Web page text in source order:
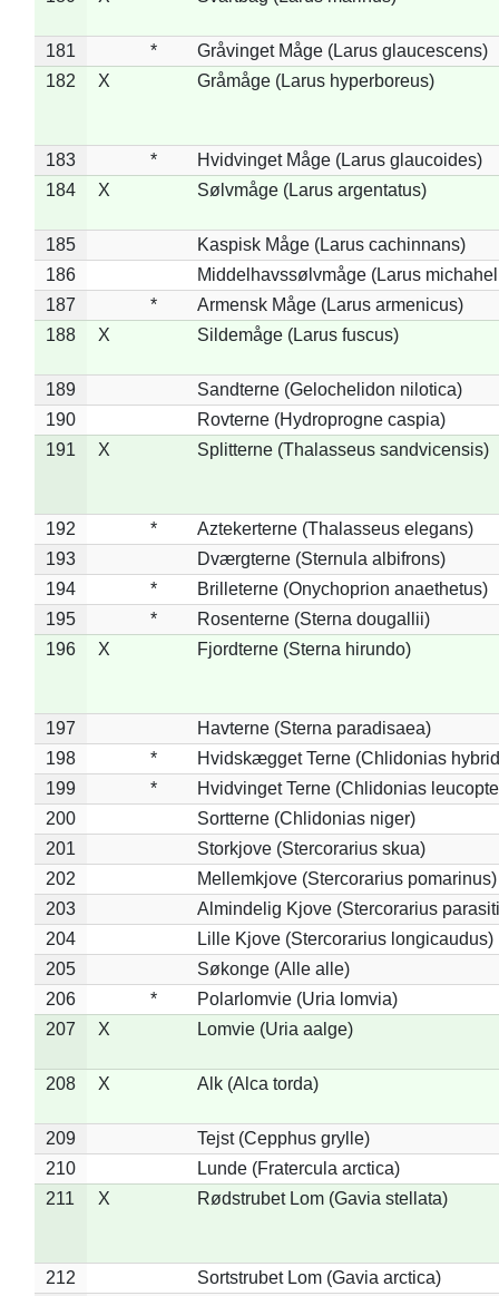
181 *
Gråvinget Måge (Larus glaucescens)
182
X Gråmåge (Larus hyperboreus)
183 *
Hvidvinget Måge (Larus glaucoides)
184
X Sølvmåge (Larus argentatus)
185
Kaspisk Måge (Larus cachinnans)
186
Middelhavssølvmåge (Larus
187
*
Armensk Måge (Larus armenicus)
188
X Sildemåge (Larus fuscus)
189
Sandterne (Gelochelidon nilotica)
190
Rovterne (Hydroprogne caspia)
191
X Splitterne (Thalasseus sandvicensis)
192 *
Aztekerterne (Thalasseus elegans)
193
Dværgterne (Sternula albifrons)
194
*
Brilleterne (Onychoprion anaethetus)
195
*
Rosenterne (Sterna dougallii)
196
X Fjordterne (Sterna hirundo)
197
Havterne (Sterna paradisaea)
198
*
Hvidskægget Terne (Chlidonias
199
*
Hvidvinget Terne (Chlidonias
200
Sortterne (Chlidonias niger)
201
Storkjove (Stercorarius skua)
202
Mellemkjove (Stercorarius pomarinus)
203
Almindelig Kjove (Stercorarius
204
Lille Kjove (Stercorarius longicaudus)
205
Søkonge (Alle alle)
206
*
Polarlomvie (Uria lomvia)
207
X Lomvie (Uria aalge)
208 X Alk (Alca torda)
209
Tejst (Cepphus grylle)
210
Lunde (Fratercula arctica)
211
X Rødstrubet Lom (Gavia stellata)
212
Sortstrubet Lom (Gavia arctica)